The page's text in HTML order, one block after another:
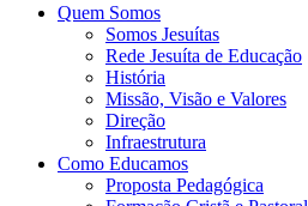
Quem Somos
Somos Jesuítas
Rede Jesuíta de Educação
História
Missão, Visão e Valores
Direção
Infraestrutura
Como Educamos
Proposta Pedagógica